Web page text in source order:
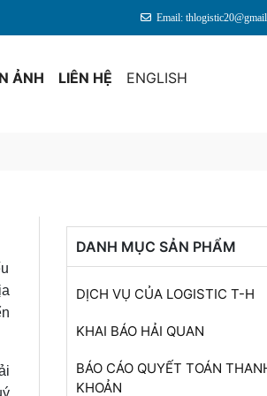
Email:
ẢNH LIÊN HỆ ENGLISH
DANH MỤC SẢN PHẨM
DỊCH VỤ CỦA LOGISTIC T-H
Tư Vấn Khai Báo Hải Quan
Báo Cáo Quyết Toán Cuối
KHAI BÁO HẢI QUAN
Dịch Vụ Kê Khai Hải Quan
BÁO CÁO QUYẾT TOÁN
KHOẢN